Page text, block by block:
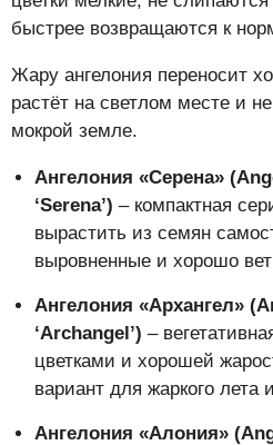
быстрее возвращаются к
Жару ангелония переносит
растёт на светлом месте и
мокрой земле.
Ангелония «Серена»
‘Serena’) – компактная
вырастить из семян
выровненные и хорошо
Ангелония «Архангел»
‘Archangel’) –
цветками и хорошей
вариант для жаркого
Ангелония «Алония»